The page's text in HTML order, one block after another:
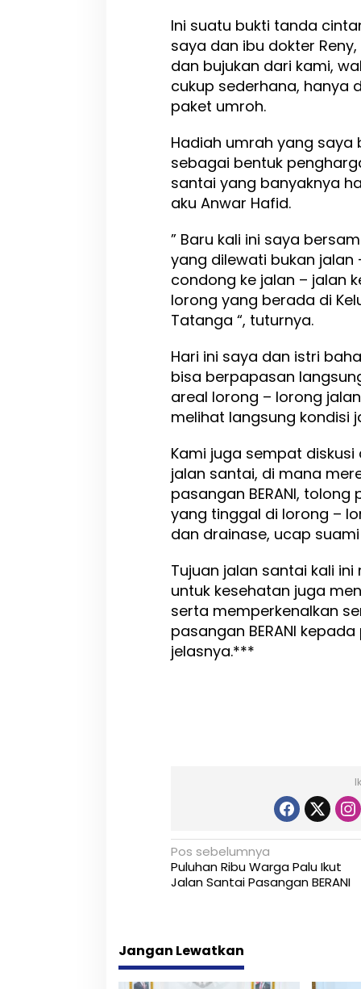
Ini suatu bukti tanda
saya dan ibu dokter
dan bujukan dari kami,
cukup sederhana, hanya
paket umroh.
Hadiah umrah yang saya
sebagai bentuk
santai yang banyaknya
aku Anwar Hafid.
” Baru kali ini saya
yang dilewati bukan jalan
condong ke jalan – jalan
lorong yang berada di
Tatanga “, tuturnya.
Hari ini saya dan istri
bisa berpapasan
areal lorong – lorong
melihat langsung kondisi
Kami juga sempat
jalan santai, di mana
pasangan BERANI,
yang tinggal di lorong –
dan drainase, ucap
Tujuan jalan santai kali
untuk kesehatan juga
serta memperkenalkan
pasangan BERANI
jelasnya.***
N
a
g
Pos sebelumnya
Puluhan Ribu Warga Palu Ikut
Jalan Santai Pasangan BERANI
Jangan Lewatkan